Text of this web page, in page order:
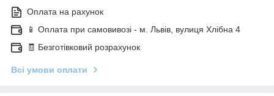
Оплата на рахунок
📱 Оплата при самовивозі - м. Львів, вулиця Хлібна 4
🧾 Безготівковий розрахунок
Всі умови оплати